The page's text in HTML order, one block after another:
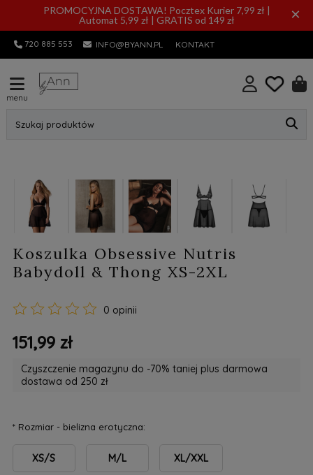
PROMOCYJNA DOSTAWA! Pocztex Kurier 7,99 zł |
Automat 5,99 zł | GRATIS od 149 zł
×
720 885 553 INFO@BYANN.PL KONTAKT
menu
Szukaj produktów
Koszulka Obsessive Nutris
Babydoll & Thong XS-2XL
0 opinii
151,99 zł
Czyszczenie magazynu do -70% taniej plus darmowa
dostawa od 250 zł
*Rozmiar - bielizna erotyczna:
XS/S M/L XL/XXL